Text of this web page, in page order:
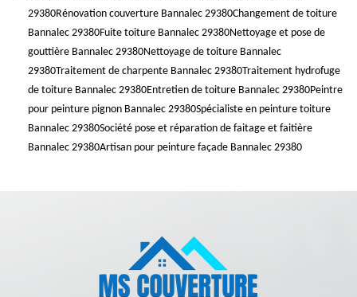
29380Rénovation couverture Bannalec 29380Changement de toiture
Bannalec 29380Fuite toiture Bannalec 29380Nettoyage et pose de
gouttière Bannalec 29380Nettoyage de toiture Bannalec
29380Traitement de charpente Bannalec 29380Traitement hydrofuge
de toiture Bannalec 29380Entretien de toiture Bannalec 29380Peintre
pour peinture pignon Bannalec 29380Spécialiste en peinture toiture
Bannalec 29380Société pose et réparation de faitage et faitière
Bannalec 29380Artisan pour peinture façade Bannalec 29380